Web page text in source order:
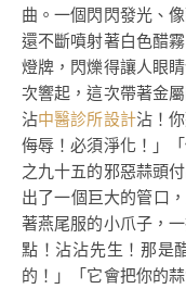
曲。一個閃閃發光、
還不斷噴射著白色醋
燈牌，閃爍得讓人眼
次響起，這次帶著金
沾中醫診所設計沾！
侮辱！必須淨化！」
之九十五的邪惡蒜頭
出了一個巨大的管口
著燕尾服的小爪子，
點！沾沾先生！那是
的！」「它會把你的